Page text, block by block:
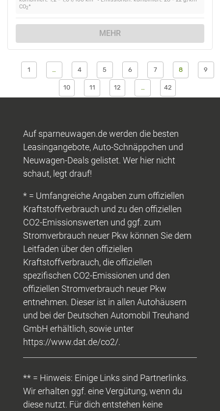
CO2*
MEHR
1 4 5 6 7 8 9
10 11 12 … 42
Auf sparneuwagen.de werden die besten
Leasingangebote, Auto-Schnäppchen und
Neuwagen-Deals gelistet. Wer hier nicht
schaut, legt drauf!
* = Umfangreiche Angaben zum offiziellen
Kraftstoffverbrauch und zu den offiziellen
CO2-Emissionswerten und ggf. zum
Stromverbrauch neuer Pkw können Sie dem
Leitfaden über den offiziellen
Kraftstoffverbrauch, die offiziellen
spezifischen CO2-Emissionen und den
offiziellen Stromverbrauch neuer Pkw
entnehmen. Dieser ist in allen Autohäusern
und bei der Deutschen Automobil Treuhand
GmbH erhältlich, sowie unter
https://www.dat.de/co2/.
** = Hinweis: Einige Links sind Partnerlinks.
Wir erhalten ggf. eine Vergütung, wenn du
diese nutzt. Für dich entstehen keine